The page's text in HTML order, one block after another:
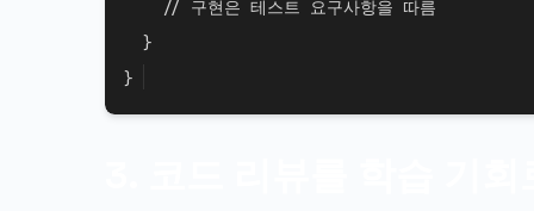
// 구현은 테스트 요구사항을 따름
}
}